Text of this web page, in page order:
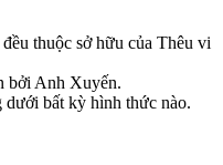
thuộc sở hữu của Thêu vi
bởi Anh Xuyến.
dưới bất kỳ hình thức nào.